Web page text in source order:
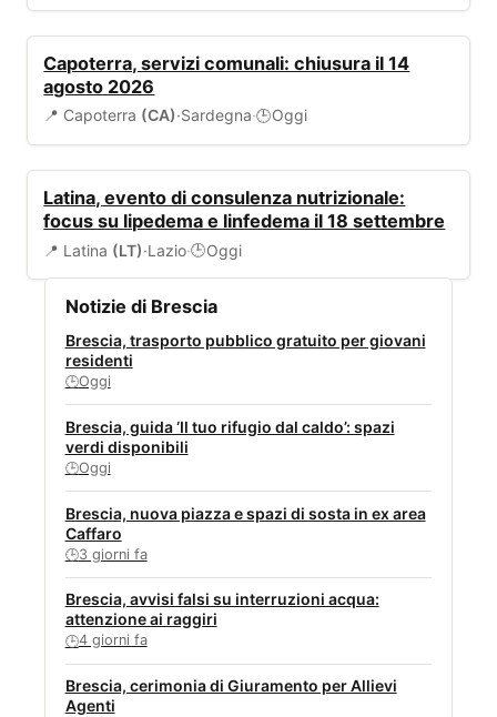
Capoterra, servizi comunali: chiusura il 14
agosto 2026
📍 Capoterra (CA)·Sardegna·🕒Oggi
Latina, evento di consulenza nutrizionale:
focus su lipedema e linfedema il 18 settembre
📍 Latina (LT)·Lazio·🕒Oggi
Notizie di Brescia
Brescia, trasporto pubblico gratuito per giovani
residenti
🕒Oggi
Brescia, guida ‘Il tuo rifugio dal caldo’: spazi
verdi disponibili
🕒Oggi
Brescia, nuova piazza e spazi di sosta in ex area
Caffaro
🕒3 giorni fa
Brescia, avvisi falsi su interruzioni acqua:
attenzione ai raggiri
🕒4 giorni fa
Brescia, cerimonia di Giuramento per Allievi
Agenti